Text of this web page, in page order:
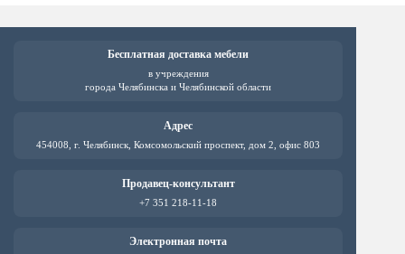
Бесплатная доставка мебели
в учреждения
города Челябинска и Челябинской области
Адрес
454008, г. Челябинск, Комсомольский проспект, дом 2, офис 803
Продавец-консультант
+7 351 218-11-18
Электронная почта